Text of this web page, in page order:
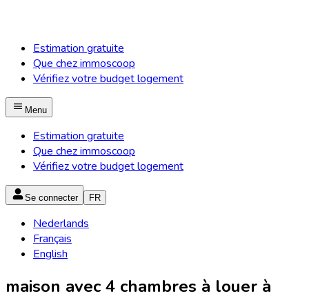
Estimation gratuite
Que chez immoscoop
Vérifiez votre budget logement
Menu
Estimation gratuite
Que chez immoscoop
Vérifiez votre budget logement
Se connecter FR
Nederlands
Français
English
maison avec 4 chambres à louer à